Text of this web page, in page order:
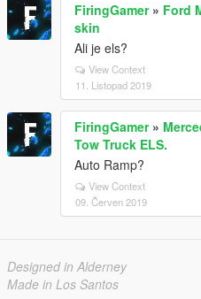
FiringGamer» Ford
skin
Ali je els?
View Context
11. Listopad 2019
FiringGamer»
Tow Truck ELS.
Auto Ramp?
View Context
09. Červen 2019
Designed in Alderney
Made in Los Santos